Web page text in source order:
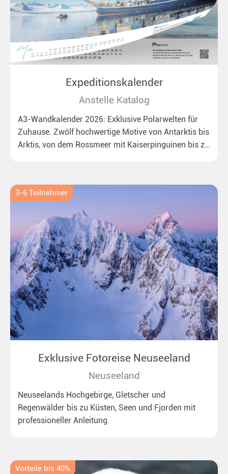
Expeditionskalender
Anstelle Katalog
A3-Wandkalender 2026: Exklusive Polarwelten für
Zuhause. Zwölf hochwertige Motive von Antarktis bis
Arktis, von dem Rossmeer mit Kaiserpinguinen bis zu
3-6 Teilnehmer
Exklusive Fotoreise Neuseeland
Neuseeland
Neuseelands Hochgebirge, Gletscher und
Regenwälder bis zu Küsten, Seen und Fjorden mit
professioneller Anleitung.
Vorteile bis 40%